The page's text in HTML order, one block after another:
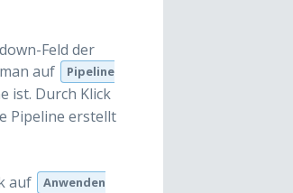
Feld der
auf
Pipeline
ist. Durch Klick
Pipeline erstellt
auf
Anwenden